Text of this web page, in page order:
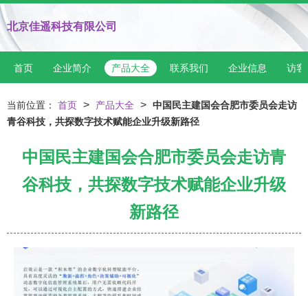
北京佳遥科技有限公司
首页 企业简介 产品大全 联系我们 企业信息 访客
当前位置： 首页 > 产品大全 > 中国民主建国会合肥市委员会走访
青谷科技，共探数字技术赋能企业升级新路径
中国民主建国会合肥市委员会走访青
谷科技，共探数字技术赋能企业升级
新路径